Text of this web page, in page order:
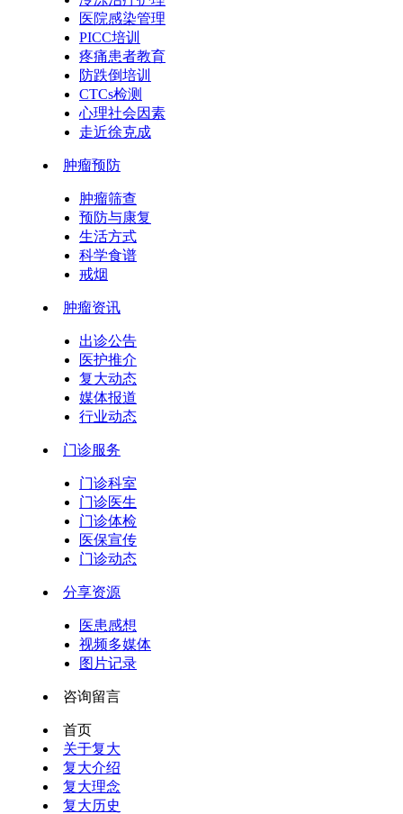
医院感染管理
PICC培训
疼痛患者教育
防跌倒培训
CTCs检测
心理社会因素
走近徐克成
肿瘤预防
肿瘤筛查
预防与康复
生活方式
科学食谱
戒烟
肿瘤资讯
出诊公告
医护推介
复大动态
媒体报道
行业动态
门诊服务
门诊科室
门诊医生
门诊体检
医保宣传
门诊动态
分享资源
医患感想
视频多媒体
图片记录
咨询留言
首页
关于复大
复大介绍
复大理念
复大历史